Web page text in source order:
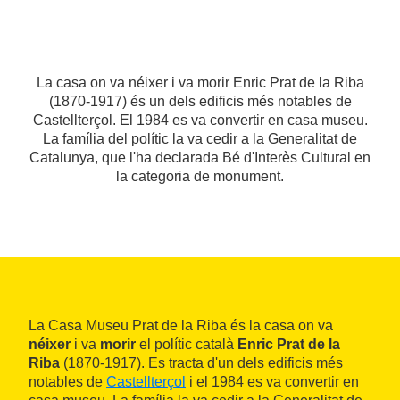
La casa on va néixer i va morir Enric Prat de la Riba
(1870-1917) és un dels edificis més notables de
Castellterçol. El 1984 es va convertir en casa museu.
La família del polític la va cedir a la Generalitat de
Catalunya, que l'ha declarada Bé d'Interès Cultural en
la categoria de monument.
La Casa Museu Prat de la Riba és la casa on va
néixer i va morir el polític català Enric Prat de la
Riba (1870-1917). Es tracta d'un dels edificis més
notables de Castellterçol i el 1984 es va convertir en